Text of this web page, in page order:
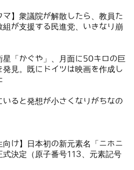
マ】衆議院が解散したら、教員た
組が支援する民進党、いきなり崩
星「かぐや」、月面に50キロの巨
発見。既にドイツは映画を作成し
いると発想が小さくなりがちなの
向け】日本初の新元素名「ニホニ
式決定（原子番号113、元素記号